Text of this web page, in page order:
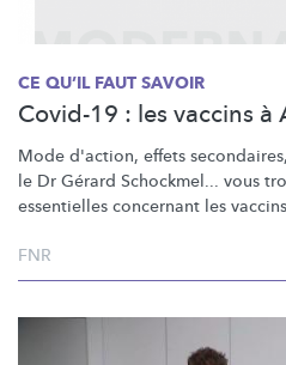
CE QU’IL FAUT SAVOIR
Covid-19 : les vaccins à
Mode d'action, effets secondaires,
le Dr Gérard Schockmel... vous
essentielles concernant les
FNR